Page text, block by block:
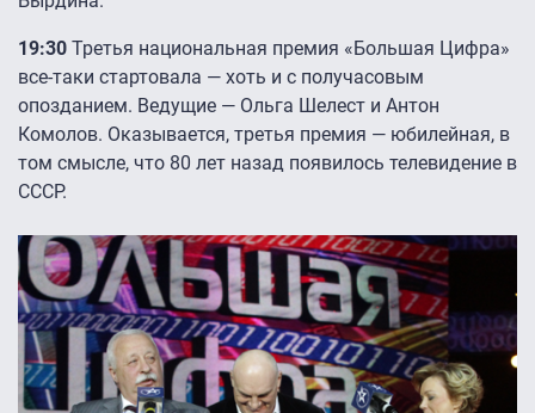
19:30 Третья национальная премия «Большая Цифра»
все-таки стартовала — хоть и с получасовым
опозданием. Ведущие — Ольга Шелест и Антон
Комолов. Оказывается, третья премия — юбилейная, в
том смысле, что 80 лет назад появилось телевидение в
СССР.